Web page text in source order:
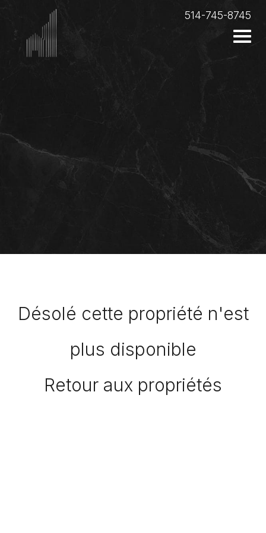
514-745-8745
Désolé cette propriété n'est
plus disponible
Retour aux propriétés